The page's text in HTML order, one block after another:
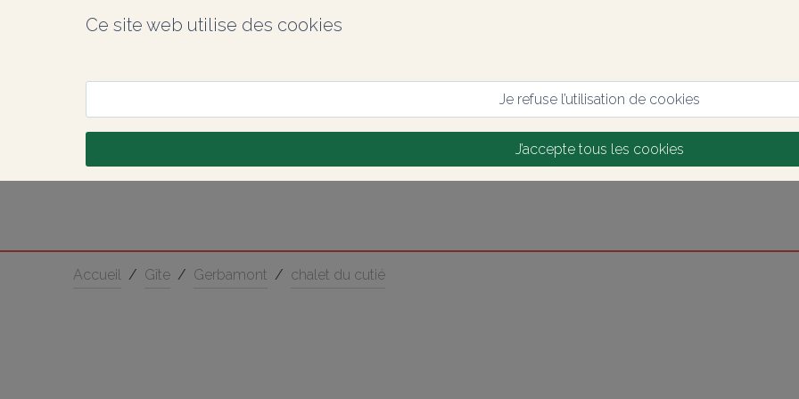
Ce site web utilise des cookies
Je refuse l’utilisation de cookies
J’accepte tous les cookies
Accueil / Gîte / Gerbamont / chalet du cutié